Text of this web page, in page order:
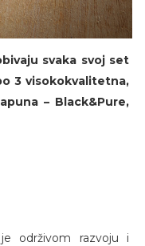
svaka svoj set
3 visokokvalitetna,
– Black&Pure,
održivom razvoju i